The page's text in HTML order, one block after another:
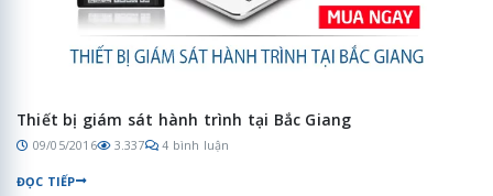
Thiết bị giám sát hành trình tại Bắc Giang
09/05/2016 3.337 4 bình luận
ĐỌC TIẾP